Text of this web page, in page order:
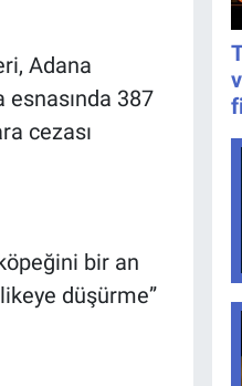
Adana
387
cezası
bir an
düşürme”